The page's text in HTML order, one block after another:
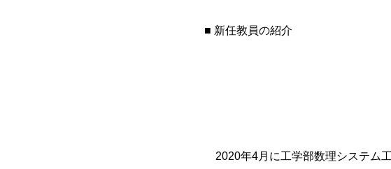
■ 新任教員の紹介
2020年4月に工学部数理システム